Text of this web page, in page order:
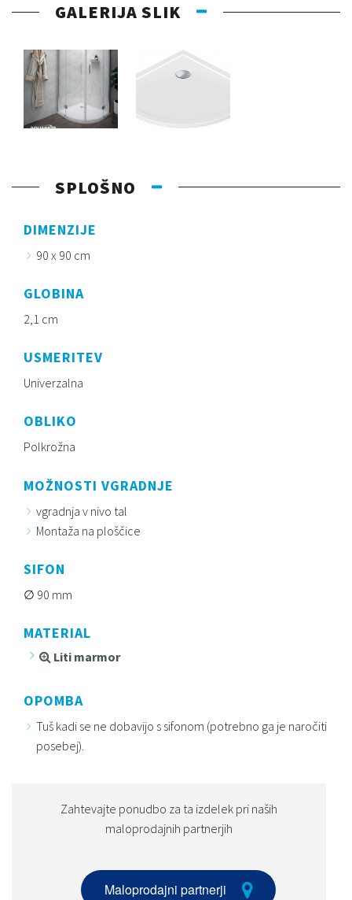
GALERIJA SLIK
SPLOŠNO
DIMENZIJE
90 x 90 cm
GLOBINA
2,1 cm
USMERITEV
Univerzalna
OBLIKO
Polkrožna
MOŽNOSTI VGRADNJE
vgradnja v nivo tal
Montaža na ploščice
SIFON
90 mm
MATERIAL
Liti marmor
OPOMBA
Tuš kadi se ne dobavijo s sifonom (potrebno ga je naročiti
posebej).
Zahtevajte ponudbo za ta izdelek pri naših
maloprodajnih partnerjih
Maloprodajni partnerji